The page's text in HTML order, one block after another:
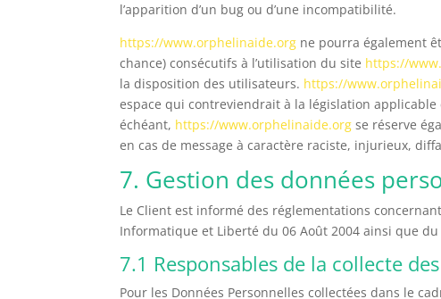
l’apparition d’un bug ou d’une incompatibilité.
https://www.orphelinaide.org ne pourra également
chance) consécutifs à l’utilisation du site https://
la disposition des utilisateurs. https://
espace qui contreviendrait à la législation
échéant, https://www.orphelinaide.org se réserve
en cas de message à caractère raciste, injurieux,
7. Gestion des données
Le Client est informé des réglementations
Informatique et Liberté du 06 Août 2004 ainsi que du
7.1 Responsables de la collecte
Pour les Données Personnelles collectées dans le